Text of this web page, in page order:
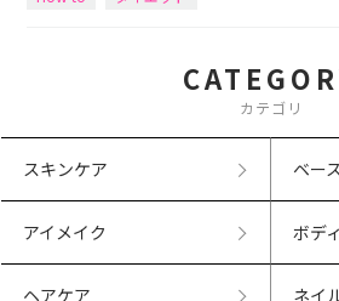
カテゴリ
スキンケア ベー
アイメイク ボデ
ヘアケア ネイ